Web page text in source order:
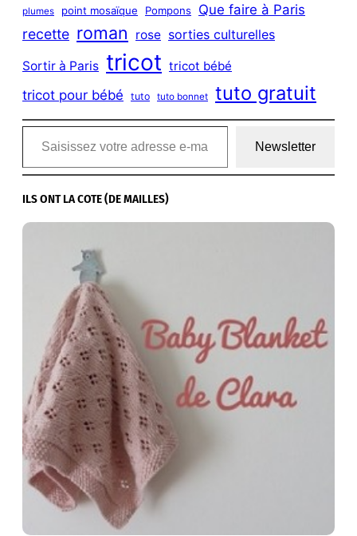
plumes point mosaïque Pompons Que faire à Paris
recette roman rose sorties culturelles
Sortir à Paris tricot tricot bébé
tricot pour bébé tuto tuto bonnet tuto gratuit
Saisissez votre adresse e-mail…
Newsletter
ILS ONT LA COTE (DE MAILLES)